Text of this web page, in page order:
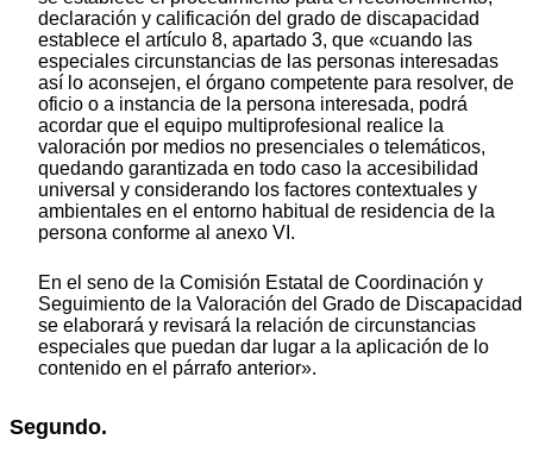
declaración y calificación del grado de discapacidad
establece el artículo 8, apartado 3, que «cuando las
especiales circunstancias de las personas interesadas
así lo aconsejen, el órgano competente para resolver, de
oficio o a instancia de la persona interesada, podrá
acordar que el equipo multiprofesional realice la
valoración por medios no presenciales o telemáticos,
quedando garantizada en todo caso la accesibilidad
universal y considerando los factores contextuales y
ambientales en el entorno habitual de residencia de la
persona conforme al anexo VI.
En el seno de la Comisión Estatal de Coordinación y
Seguimiento de la Valoración del Grado de Discapacidad
se elaborará y revisará la relación de circunstancias
especiales que puedan dar lugar a la aplicación de lo
contenido en el párrafo anterior».
Segundo.